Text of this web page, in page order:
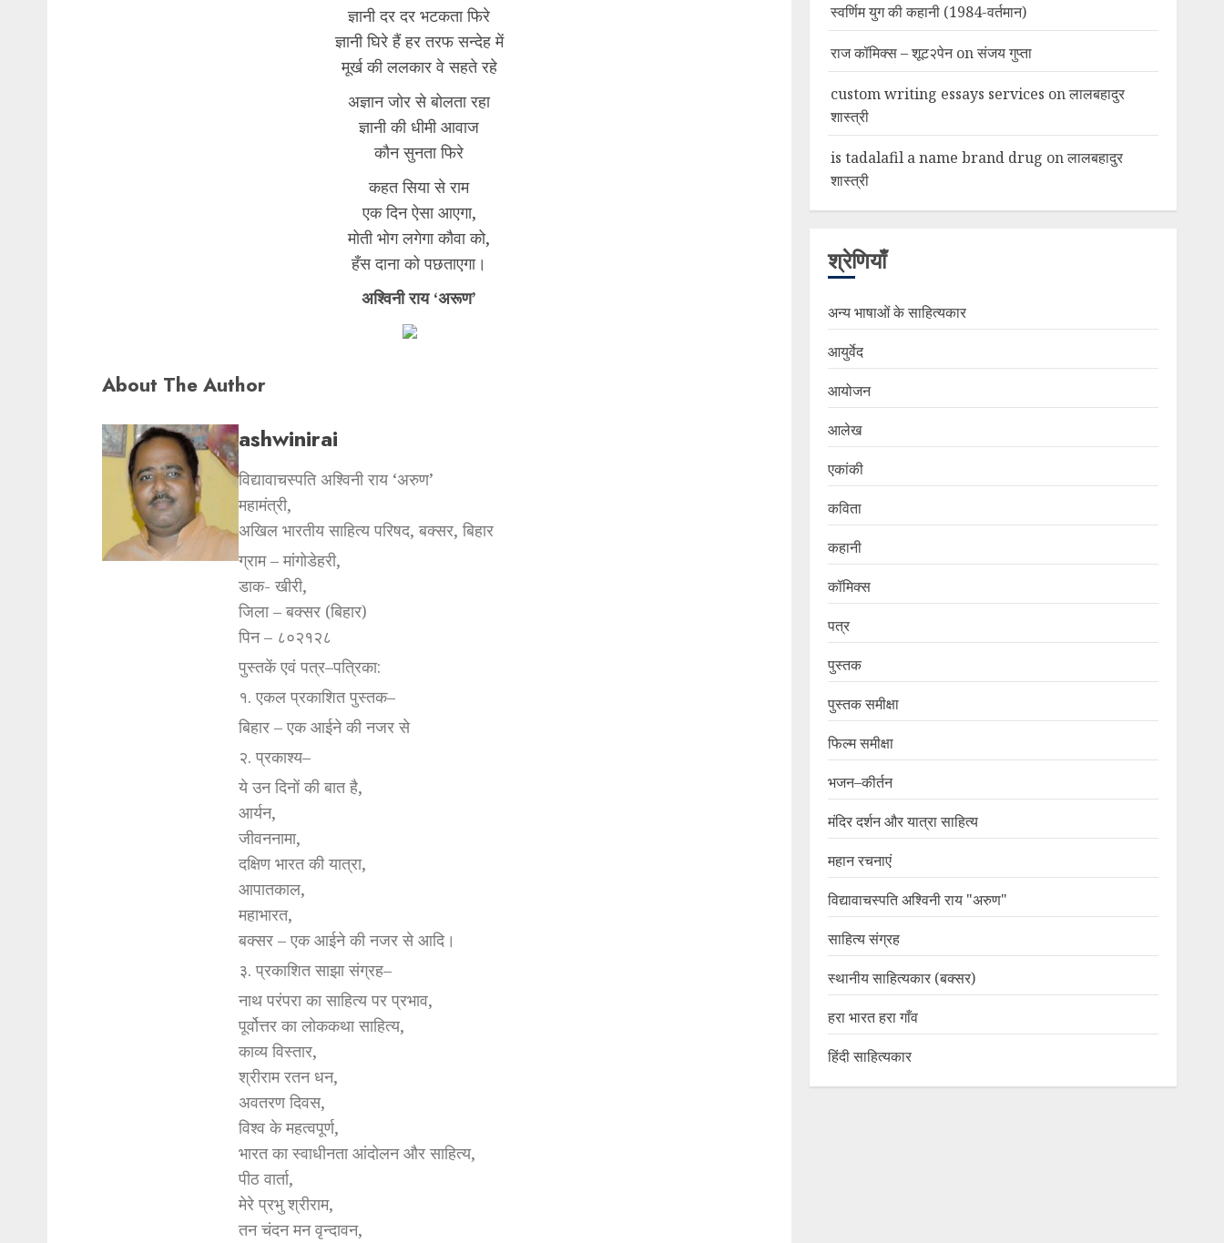
ज्ञानी दर दर भटकता फिरे
ज्ञानी घिरे हैं हर तरफ सन्देह में
मूर्ख की ललकार वे सहते रहे
अज्ञान जोर से बोलता रहा
ज्ञानी की धीमी आवाज
कौन सुनता फिरे
कहत सिया से राम
एक दिन ऐसा आएगा,
मोती भोग लगेगा कौवा को,
हँस दाना को पछताएगा।
अश्विनी राय ‘अरूण’
About The Author
ashwinirai
विद्यावाचस्पति अश्विनी राय ‘अरुण’
महामंत्री,
अखिल भारतीय साहित्य परिषद, बक्सर, बिहार
ग्राम – मांगोडेहरी,
डाक- खीरी,
जिला – बक्सर (बिहार)
पिन – ८०२१२८
पुस्तकें एवं पत्र–पत्रिका:
१. एकल प्रकाशित पुस्तक–
बिहार – एक आईने की नजर से
२. प्रकाश्य–
ये उन दिनों की बात है,
आर्यन,
जीवननामा,
दक्षिण भारत की यात्रा,
आपातकाल,
महाभारत,
बक्सर – एक आईने की नजर से आदि।
३. प्रकाशित साझा संग्रह–
नाथ परंपरा का साहित्य पर प्रभाव,
पूर्वोत्तर का लोककथा साहित्य,
काव्य विस्तार,
श्रीराम रतन धन,
अवतरण दिवस,
विश्व के महत्वपूर्ण,
भारत का स्वाधीनता आंदोलन और साहित्य,
पीठ वार्ता,
मेरे प्रभु श्रीराम,
तन चंदन मन वृन्दावन,
स्वर्णिम युग की कहानी (1984-वर्तमान)
राज कॉमिक्स – शूट२पेनonसंजय गुप्ता
custom writing essays services onलालबहादुर
शास्त्री
is tadalafil a name brand drug onलालबहादुर
शास्त्री
श्रेणियाँ
अन्य भाषाओं के साहित्यकार
आयुर्वेद
आयोजन
आलेख
एकांकी
कविता
कहानी
कॉमिक्स
पत्र
पुस्तक
पुस्तक समीक्षा
फिल्म समीक्षा
भजन–कीर्तन
मंदिर दर्शन और यात्रा साहित्य
महान रचनाएं
विद्यावाचस्पति अश्विनी राय "अरुण"
साहित्य संग्रह
स्थानीय साहित्यकार (बक्सर)
हरा भारत हरा गाँव
हिंदी साहित्यकार